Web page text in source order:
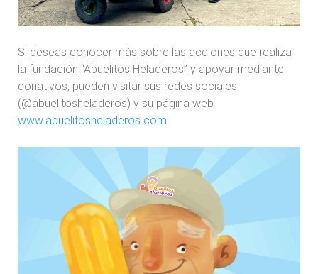
Si deseas conocer más sobre las acciones que realiza
la fundación “Abuelitos Heladeros” y apoyar mediante
donativos, pueden visitar sus redes sociales
(@abuelitosheladeros) y su página web
www.abuelitosheladeros.com